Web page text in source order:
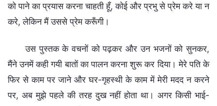
को पाने का प्रयास करना चाहती हूँ, कोई और प्रभु से प्रेम करे या न
करे, लेकिन मैं उससे प्रेम करूँगी।
उस पुस्तक के वचनों को पढ़कर और उन भजनों को सुनकर,
मैंने उनमें कही गयी बातों का पालन करना शुरू कर दिया। मेरे पति के
फिर से काम पर जाने और घर-गृहस्थी के काम में मेरी मदद न करने
पर, अब मुझे पहले की तरह दुख नहीं होता था। अगर किसी भा‌ई-